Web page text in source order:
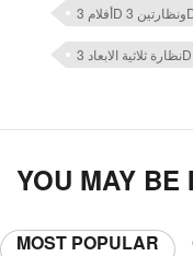
نظارة ثلاثية الابعاد 3D
YOU MAY BE
MOST POPULAR